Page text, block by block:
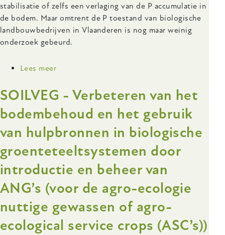
stabilisatie of zelfs een verlaging van de P accumulatie in
de bodem. Maar omtrent de P toestand van biologische
landbouwbedrijven in Vlaanderen is nog maar weinig
onderzoek gebeurd.
Lees meer
Toestand
biologische
landbouwbedrijven
in
Vlaanderen:
een
overzicht
en
vergelijking
met
SOILVEG - Verbeteren van het
bodembehoud en het gebruik
van hulpbronnen in biologische
groenteteeltsystemen door
introductie en beheer van
ANG’s (voor de agro-ecologie
nuttige gewassen of agro-
ecological service crops (ASC’s))